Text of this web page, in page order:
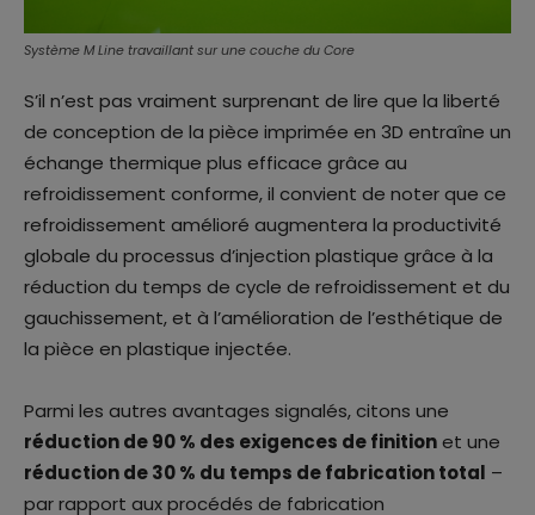
Système M Line travaillant sur une couche du Core
S’il n’est pas vraiment surprenant de lire que la liberté
de conception de la pièce imprimée en 3D entraîne un
échange thermique plus efficace grâce au
refroidissement conforme, il convient de noter que ce
refroidissement amélioré augmentera la productivité
globale du processus d’injection plastique grâce à la
réduction du temps de cycle de refroidissement et du
gauchissement, et à l’amélioration de l’esthétique de
la pièce en plastique injectée.
Parmi les autres avantages signalés, citons une
réduction de 90 % des exigences de finitionet une
réduction de 30 % du temps de fabrication total –
par rapport aux procédés de fabrication